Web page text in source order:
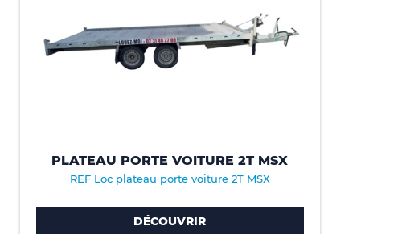
PLATEAU PORTE VOITURE 2T MSX
REF Loc plateau porte voiture 2T MSX
DÉCOUVRIR